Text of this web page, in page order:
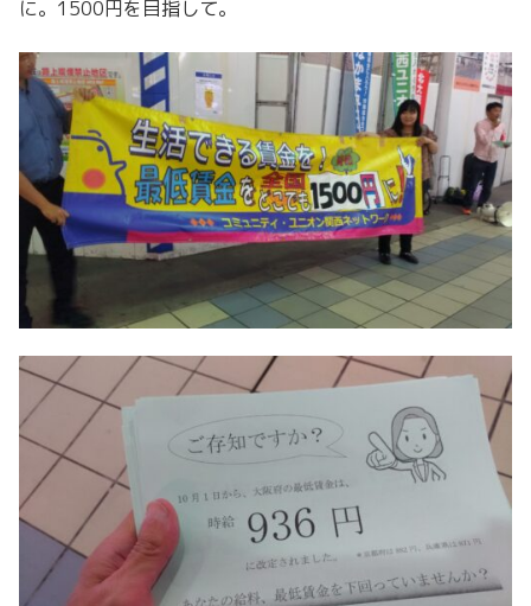
に。1500円を目指して。